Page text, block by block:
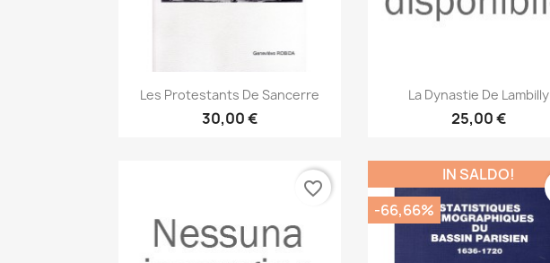
Anteprima
Les Protestants De Sancerre
30,00 €
Anteprima
La Dynastie De Lambilly
25,00 €
favorite_border
IN SALDO!
-66,66%